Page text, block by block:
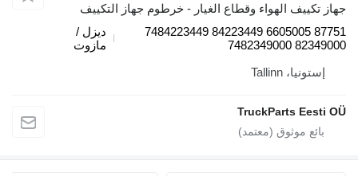
تكييف الهواء وقطاع الغيار - خرطوم جهاز التكييف
87751 6605005 84223449 7484223449
82349000
ديزل /
مازوت
إستونيا، Tallinn
TruckParts Eesti